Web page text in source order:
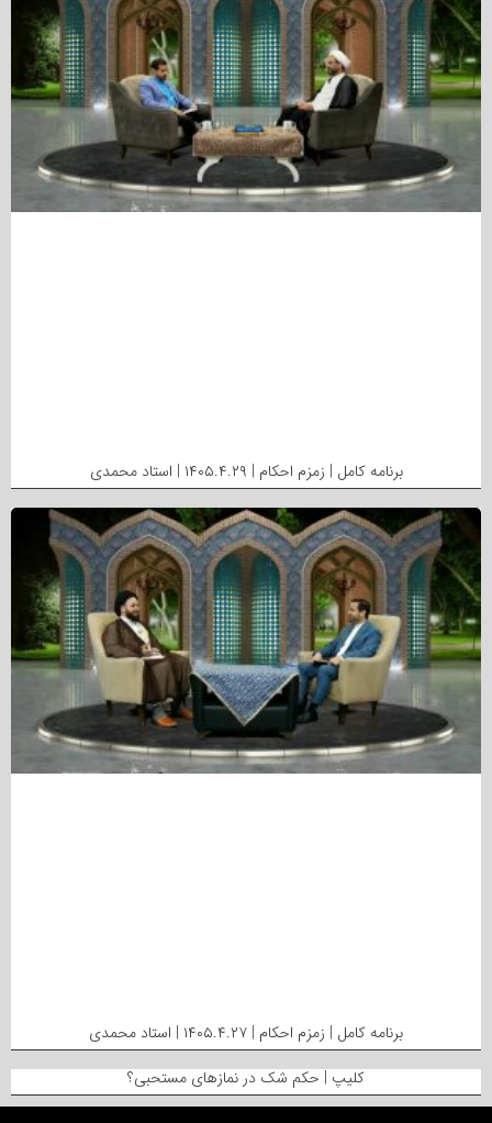
برنامه کامل | زمزم احکام | ۱۴۰۵.۴.۲۹ | استاد محمدی
برنامه کامل | زمزم احکام | ۱۴۰۵.۴.۲۷ | استاد محمدی
کلیپ | حکم شک در نمازهای مستحبی؟